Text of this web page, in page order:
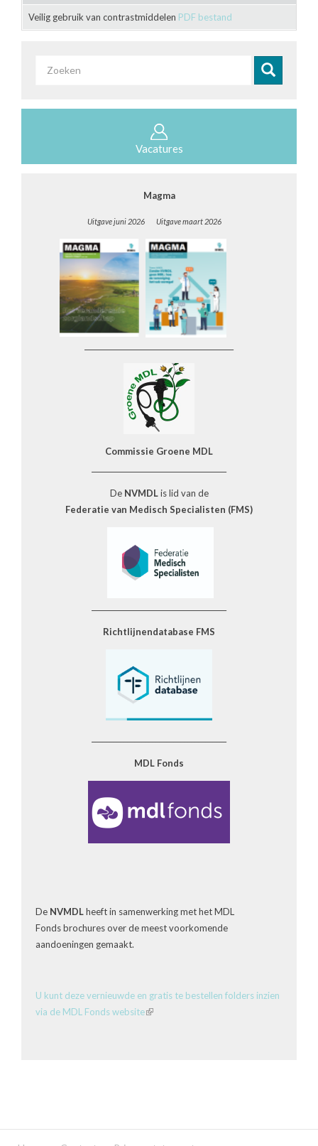
Veilig gebruik van contrastmiddelen PDF bestand
Vacatures
Magma
Uitgave juni 2026 Uitgave maart 2026
Commissie Groene MDL
De NVMDLis lid van de
Federatie van Medisch Specialisten (FMS)
Richtlijnendatabase FMS
MDL Fonds
De NVMDLheeft in samenwerking met het MDL
Fonds brochures over de meest voorkomende
aandoeningen gemaakt.
U kunt deze vernieuwde en gratis te bestellen folders inzien
via de MDL Fonds website(link